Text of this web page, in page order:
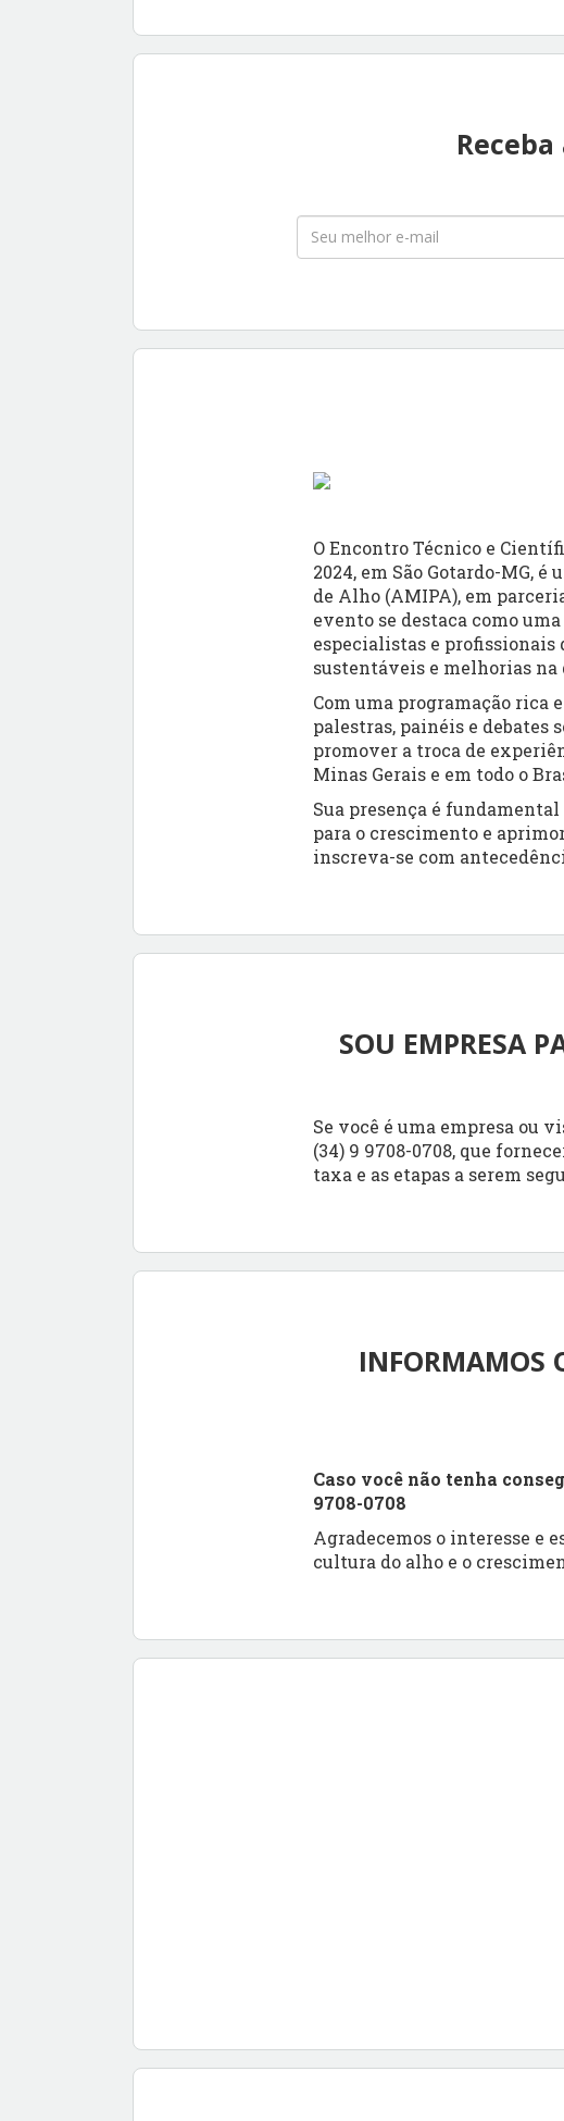
O Encontro Técnico e
2024, em São Gotardo-MG,
de Alho (AMIPA), em
evento se destaca como
especialistas e
sustentáveis e melhorias na
Com uma programação rica
palestras, painéis e debates
promover a troca de
Minas Gerais e em todo o
Sua presença é
para o crescimento e
inscreva-se com
SOU EMPRESA
Se você é uma empresa ou
(34) 9 9708-0708, que
taxa e as etapas a serem
INFORMAMOS
Caso você não tenha
9708-0708
Agradecemos o interesse e
cultura do alho e o